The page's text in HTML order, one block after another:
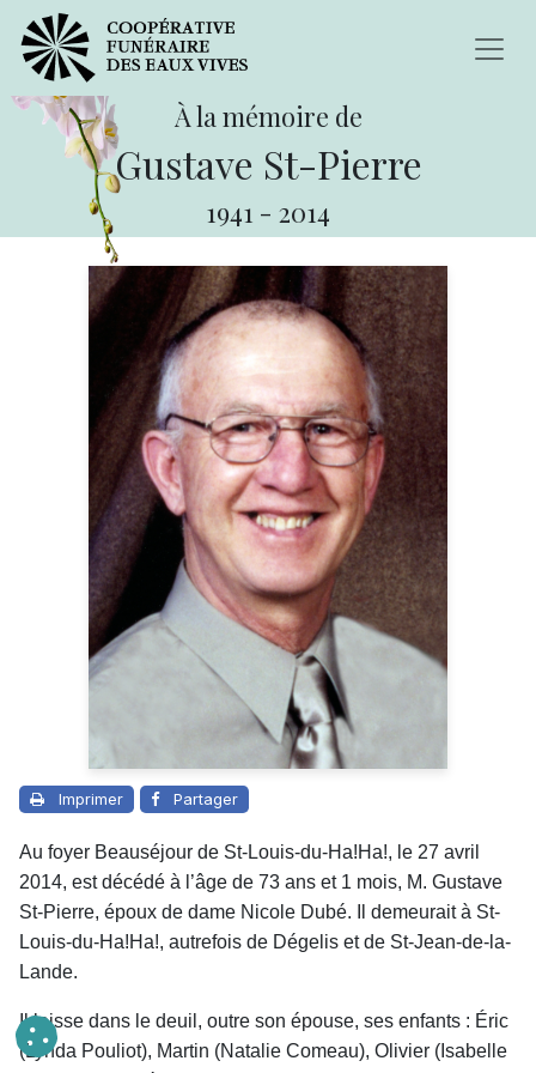
À la mémoire de
Gustave St-Pierre
1941 - 2014
Imprimer Partager
Au foyer Beauséjour de St-Louis-du-Ha!Ha!, le 27 avril
2014, est décédé à l’âge de 73 ans et 1 mois, M. Gustave
St-Pierre, époux de dame Nicole Dubé. Il demeurait à St-
Louis-du-Ha!Ha!, autrefois de Dégelis et de St-Jean-de-la-
Lande.
Il laisse dans le deuil, outre son épouse, ses enfants : Éric
(Lynda Pouliot), Martin (Natalie Comeau), Olivier (Isabelle